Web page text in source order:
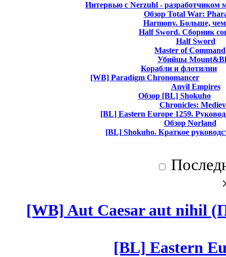
Интервью с Nerzuhl - разработчиком
Обзор Total War:
Harmony. Больше,
Half Sword. Сборник
Half Sword
Master of Command
Убийцы
Корабли и флотилии
[WB] Paradigm Chronomancer
Anvil Empires
Обзор [BL] Shokuho
Chronicles:
[BL] Eastern Europe 1259.
Обзор Norland
[BL] Shokuho. Краткое
[WB] Aut Caesar aut nihil
[BL] Eastern